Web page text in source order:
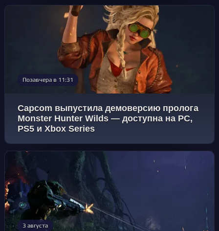
Позавчера в 11:31
Capcom выпустила демоверсию пролога
Monster Hunter Wilds — доступна на PC,
PS5 и Xbox Series
3 августа